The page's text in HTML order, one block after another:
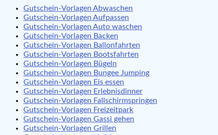
Gutschein-Vorlagen Abwaschen
Gutschein-Vorlagen Aufpassen
Gutschein-Vorlagen Auto waschen
Gutschein-Vorlagen Backen
Gutschein-Vorlagen Ballonfahrten
Gutschein-Vorlagen Bootsfahrten
Gutschein-Vorlagen Bügeln
Gutschein-Vorlagen Bungee Jumping
Gutschein-Vorlagen Eis essen
Gutschein-Vorlagen Erlebnisdinner
Gutschein-Vorlagen Fallschirmspringen
Gutschein-Vorlagen Freizeitpark
Gutschein-Vorlagen Gassi gehen
Gutschein-Vorlagen Grillen